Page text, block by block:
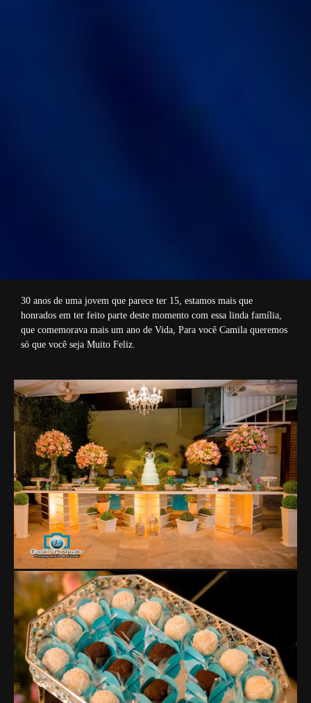
30 anos de uma jovem que parece ter 15, estamos mais que
honrados em ter feito parte deste momento com essa linda família,
que comemorava mais um ano de Vida, Para você Camila queremos
só que você seja Muito Feliz.